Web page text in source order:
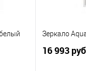
15
Цвет :
Зеркало
16 993